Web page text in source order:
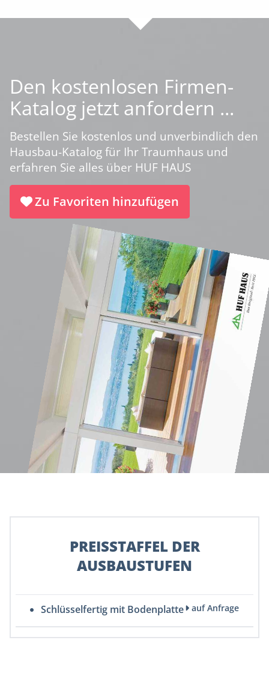
Den kostenlosen Firmen-
Katalog jetzt anfordern ...
Bestellen Sie kostenlos und unverbindlich den
Hausbau-Katalog für Ihr Traumhaus und
erfahren Sie alles über HUF HAUS
Zu Favoriten hinzufügen
PREISSTAFFEL DER
AUSBAUSTUFEN
Schlüsselfertig mit Bodenplatte auf Anfrage